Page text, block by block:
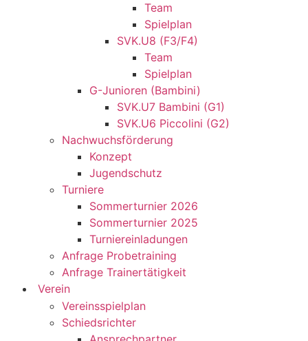
Team
Spielplan
SVK.U8 (F3/F4)
Team
Spielplan
G-Junioren (Bambini)
SVK.U7 Bambini (G1)
SVK.U6 Piccolini (G2)
Nachwuchsförderung
Konzept
Jugendschutz
Turniere
Sommerturnier 2026
Sommerturnier 2025
Turniereinladungen
Anfrage Probetraining
Anfrage Trainertätigkeit
Verein
Vereinsspielplan
Schiedsrichter